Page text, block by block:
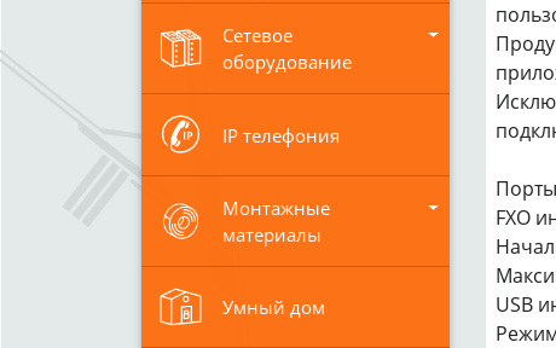
Сетевое
оборудование
IP телефония
Монтажные
материалы
Умный дом
FXO
USB